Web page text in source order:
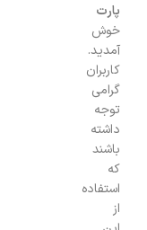
پارت
خوش
آمدید.
کاربران
گرامی
توجه
داشته
باشند
که
استفاده
از